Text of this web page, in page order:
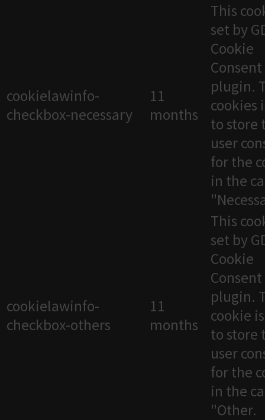
cookielawinfo-
checkbox-necessary
11
months
This
set by
Cookie
Consent
plugin.
cookies
to store
user
for the
in the
cookielawinfo-
checkbox-others
11
months
This
set by
Cookie
Consent
plugin.
cookie
to store
user
for the
in the
"Other.